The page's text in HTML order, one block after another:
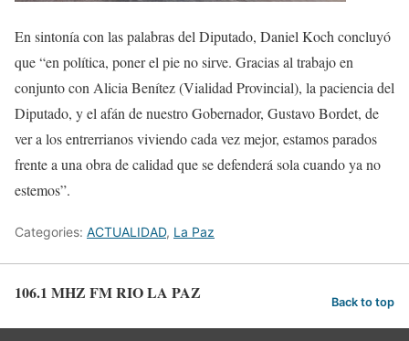
En sintonía con las palabras del Diputado, Daniel Koch concluyó
que “en política, poner el pie no sirve. Gracias al trabajo en
conjunto con Alicia Benítez (Vialidad Provincial), la paciencia del
Diputado, y el afán de nuestro Gobernador, Gustavo Bordet, de
ver a los entrerrianos viviendo cada vez mejor, estamos parados
frente a una obra de calidad que se defenderá sola cuando ya no
estemos”.
Categories: ACTUALIDAD, La Paz
106.1 MHZ FM RIO LA PAZ Back to top